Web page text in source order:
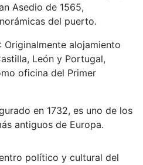
Asedio de 1565,
del puerto.
: Originalmente alojamiento
León y Portugal,
oficina del Primer
en 1732, es uno de los
antiguos de Europa.
político y cultural del